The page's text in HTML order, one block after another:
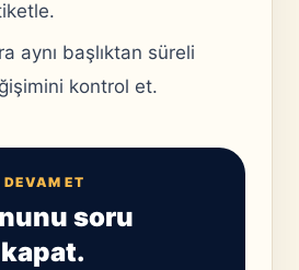
aynı başlıktan süreli
kontrol et.
ET
soru